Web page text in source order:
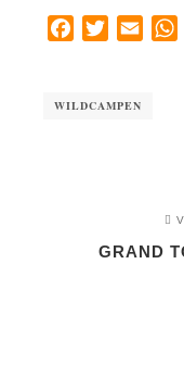
FacebookTwitterEmail
WILDCAMPEN
GRAND